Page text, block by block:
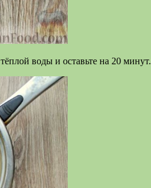
воды и оставьте на 20 минут.